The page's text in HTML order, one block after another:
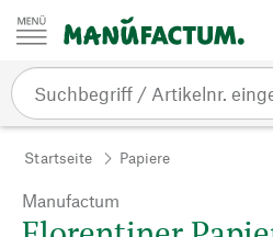
Zum Inhalt springen
Startseite Papiere
Manufactum